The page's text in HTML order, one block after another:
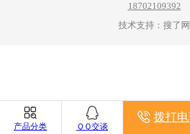
18702109392
技术支持：搜了网
产品分类 ＱＱ交谈
拨打